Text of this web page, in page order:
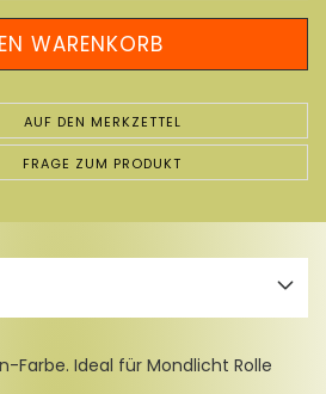
AUF DEN MERKZETTEL
FRAGE ZUM PRODUKT
Farbe. Ideal für Mondlicht Rolle